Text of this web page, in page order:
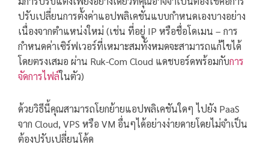
ปรับเปลี่ยนการตั้งค่าแอปพลิเคชันแบบกำหนดเองบางอย่าง
เนื่องจากตำแหน่งใหม่ (เช่น ที่อยู่ IP หรือชื่อโดเมน – การ
กำหนดค่าเซิร์ฟเวอร์ที่เหมาะสมทั้งหมดจะสามารถแก้ไขได้
โดยตรงเสมอ ผ่าน Ruk-Com Cloud แดชบอร์ดพร้อมกับการ
จัดการไฟล์ในตัว)
ด้วยวิธีนี้คุณสามารถโยกย้ายแอปพลิเคชันใดๆ ไปยัง PaaS
จาก Cloud, VPS หรือ VM อื่นๆได้อย่างง่ายดายโดยไม่จำเป็น
ต้องปรับเปลี่ยนโค้ด